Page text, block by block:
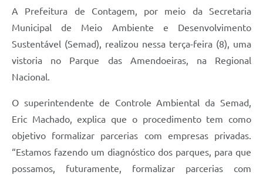
A Prefeitura de Contagem, por meio da Secretaria
Municipal de Meio Ambiente e Desenvolvimento
Sustentável (Semad), realizou nessa terça-feira (8), uma
vistoria no Parque das Amendoeiras, na Regional
Nacional.
O superintendente de Controle Ambiental da Semad,
Eric Machado, explica que o procedimento tem como
objetivo formalizar parcerias com empresas privadas.
“Estamos fazendo um diagnóstico dos parques, para que
possamos, futuramente, formalizar parcerias com